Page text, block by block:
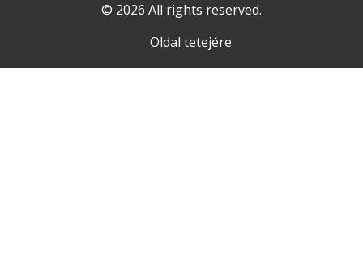
© 2026 All rights reserved.
Oldal tetejére